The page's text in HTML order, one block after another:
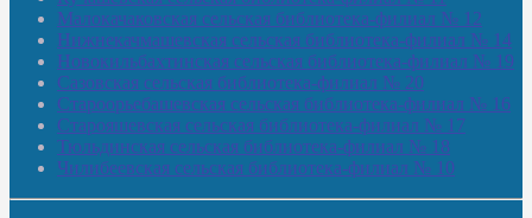
Малокачаковская сельская библиотека-филиал № 12
Нижнекачмашевская сельская библиотека-филиал № 14
Новокильбахтинская сельская библиотека-филиал № 19
Сазовская сельская библиотека-филиал № 20
Староорьебашевская сельская библиотека-филиал № 16
Старояшевская сельская библиотека-филиал № 17
Тюльдинская сельская библиотека-филиал № 18
Чилибеевская сельская библиотека-филиал № 10